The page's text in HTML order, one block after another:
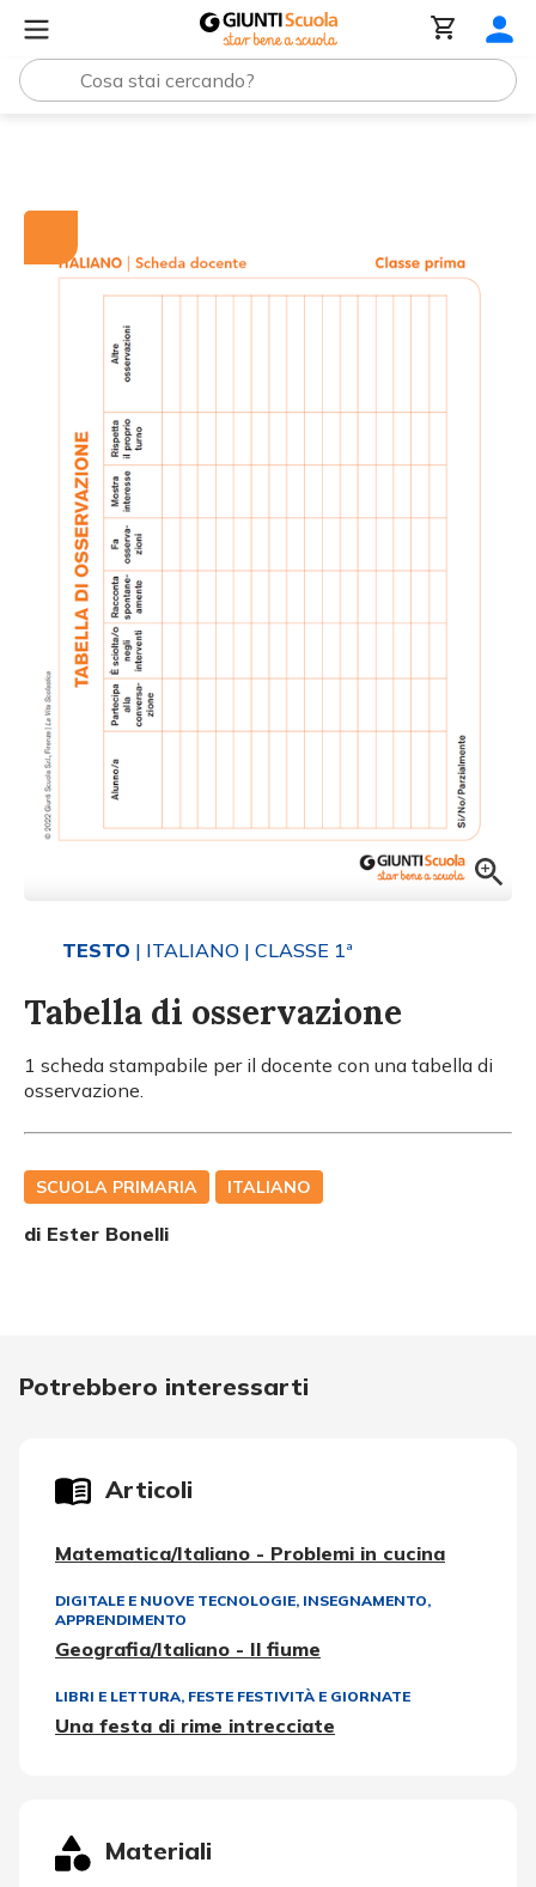
TESTO | ITALIANO | CLASSE 1ª
Tabella di osservazione
1 scheda stampabile per il docente con una tabella di
osservazione.
SCUOLA PRIMARIA ITALIANO
di Ester Bonelli
Potrebbero interessarti
Articoli
Matematica/Italiano - Problemi in cucina
DIGITALE E NUOVE TECNOLOGIE, INSEGNAMENTO,
APPRENDIMENTO
Geografia/Italiano - Il fiume
LIBRI E LETTURA, FESTE FESTIVITÀ E GIORNATE
Una festa di rime intrecciate
Materiali